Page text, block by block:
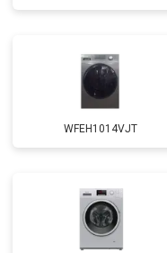
Замена подшипников
Замена мотора
Замена ТЭН
Замена блока управления
WFEH1014VJT